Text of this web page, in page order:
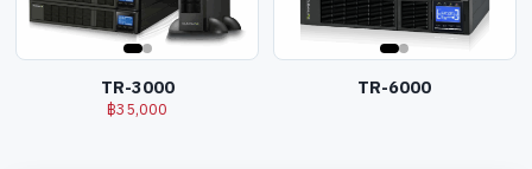
TR-3000
฿35,000
TR-6000